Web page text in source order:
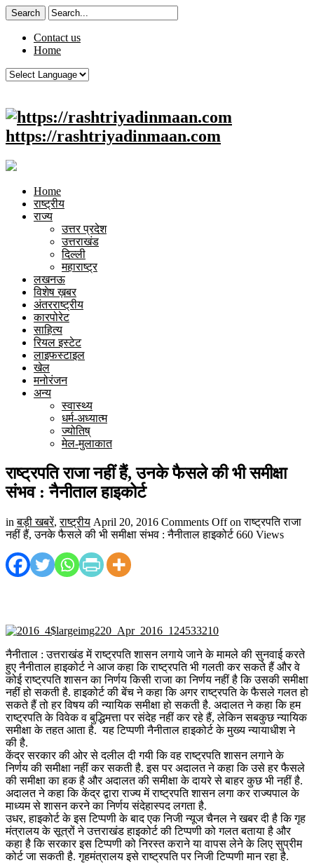
Contact us
Home
https://rashtriyadinmaan.com
Home
राष्ट्रीय
राज्य
उत्तर प्रदेश
उत्तराखंड
दिल्ली
महाराष्ट्र
लखनऊ
विशेष ख़बर
अंतरराष्ट्रीय
कारपोरेट
साहित्य
रियल इस्टेट
लाइफस्टाइल
खेल
मनोरंजन
अन्य
स्वास्थ्य
धर्म-अध्यात्म
ज्योतिष्
मेल-मुलाकात
राष्ट्रपति राजा नहीं हैं, उनके फैसले की भी समीक्षा
संभव : नैनीताल हाइकोर्ट
inबड़ी खबरें,राष्ट्रीय April 20, 2016 Comments Offon राष्ट्रपति राजा
नहीं हैं, उनके फैसले की भी समीक्षा संभव : नैनीताल हाइकोर्ट 660 Views
नैनीताल : उत्तराखंड में राष्ट्रपति शासन लगाये जाने के मामले की सुनवाई करते
हुए नैनीताल हाइकोर्ट ने आज कहा कि राष्ट्रपति भी गलती कर सकते हैं और वे
कोई राष्ट्रपति शासन का निर्णय किसी राजा का निर्णय नहीं है कि उसकी समीक्षा
नहीं हो सकती है. हाइकोर्ट की बेंच ने कहा कि अगर राष्ट्रपति के फैसले गलत हो
सकते हैं तो हर विषय की न्यायिक समीक्षा हो सकती है. अदालत ने कहा कि हम
राष्ट्रपति के विवेक व बुद्धिमत्ता पर संदेह नहीं कर रहे हैं, लेकिन सबकुछ न्यायिक
समीक्षा के तहत आता है. यह टिप्पणी नैनीताल हाइकोर्ट के मुख्य न्यायाधीश ने
की है.
केंद्र सरकार की ओर से दलील दी गयी कि वह राष्ट्रपति शासन लगाने के
निर्णय की समीक्षा नहीं कर सकती है. इस पर अदालत ने कहा कि उसे हर फैसले
की समीक्षा का हक है और अदालत की समीक्षा के दायरे से बाहर कुछ भी नहीं है.
अदालत ने कहा कि केंद्र द्वारा राज्य में राष्ट्रपति शासन लगा कर राज्यपाल के
माध्यम से शासन करने का निर्णय संदेहास्पद लगता है.
उधर, हाइकोर्ट के इस टिप्पणी के बाद एक निजी न्यूज चैनल ने खबर दी है कि गृह
मंत्रालय के सूत्रों ने उत्तराखंड हाइकोर्ट की टिप्पणी को गलत बताया है और
कहा है कि सरकार इस टिप्पणी को निरस्त कराने या वापस लेने के लिए सुप्रीम
कोर्ट जा सकती है. गृहमंत्रालय इसे राष्ट्रपति पर निजी टिप्पणी मान रहा है.